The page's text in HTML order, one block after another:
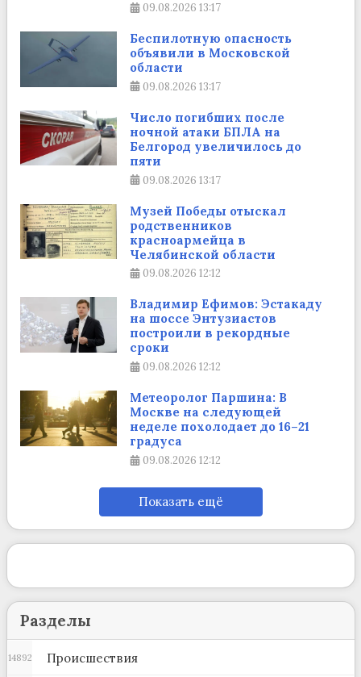
09.08.2026 13:17
Беспилотную опасность
объявили в Московской
области
09.08.2026 13:17
Число погибших после
ночной атаки БПЛА на
Белгород увеличилось до
пяти
09.08.2026 13:17
Музей Победы отыскал
родственников
красноармейца в
Челябинской области
09.08.2026 12:12
Владимир Ефимов: Эстакаду
на шоссе Энтузиастов
построили в рекордные
сроки
09.08.2026 12:12
Метеоролог Паршина: В
Москве на следующей
неделе похолодает до 16–21
градуса
09.08.2026 12:12
Показать ещё
Разделы
Происшествия
14892